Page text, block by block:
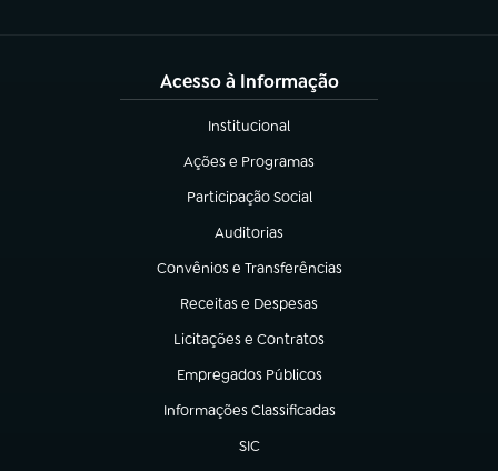
Acesso à Informação
Institucional
(abre em nova aba)
Ações e Programas
(abre em nova aba)
Participação Social
(abre em nova aba)
Auditorias
(abre em nova aba)
Convênios e Transferências
(abre em nova aba)
Receitas e Despesas
(abre em nova aba)
Licitações e Contratos
(abre em nova aba)
Empregados Públicos
(abre em nova aba)
Informações Classificadas
(abre em nova aba)
SIC
(abre em nova aba)